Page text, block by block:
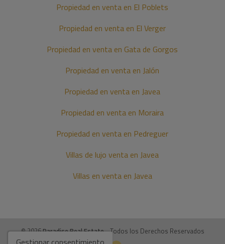
Propiedad en venta en El Poblets
Propiedad en venta en El Verger
Propiedad en venta en Gata de Gorgos
Propiedad en venta en Jalón
Propiedad en venta en Javea
Propiedad en venta en Moraira
Propiedad en venta en Pedreguer
Villas de lujo venta en Javea
Villas en venta en Javea
© 2026Paradise Real Estate- Todos los Derechos Reservados